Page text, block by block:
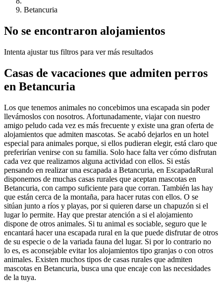
Betancuria
No se encontraron alojamientos
Intenta ajustar tus filtros para ver más resultados
Casas de vacaciones que admiten perros
en Betancuria
Los que tenemos animales no concebimos una escapada sin poder
llevárnoslos con nosotros. Afortunadamente, viajar con nuestro
amigo peludo cada vez es más frecuente y existe una gran oferta de
alojamientos que admiten mascotas. Se acabó dejarlos en un hotel
especial para animales porque, si ellos pudieran elegir, está claro que
preferirían venirse con su familia. Solo hace falta ver cómo disfrutan
cada vez que realizamos alguna actividad con ellos. Si estás
pensando en realizar una escapada a Betancuria, en EscapadaRural
disponemos de muchas casas rurales que aceptan mascotas en
Betancuria, con campo suficiente para que corran. También las hay
que están cerca de la montaña, para hacer rutas con ellos. O se
sitúan junto a ríos y playas, por si quieren darse un chapuzón si el
lugar lo permite. Hay que prestar atención a si el alojamiento
dispone de otros animales. Si tu animal es sociable, seguro que le
encantará hacer una escapada rural en la que puede disfrutar de otros
de su especie o de la variada fauna del lugar. Si por lo contrario no
lo es, es aconsejable evitar los alojamientos tipo granjas o con otros
animales. Existen muchos tipos de casas rurales que admiten
mascotas en Betancuria, busca una que encaje con las necesidades
de la tuya.